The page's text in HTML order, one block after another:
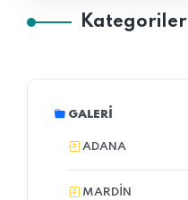
Kategoriler
GALERI
ADANA
MARDIN